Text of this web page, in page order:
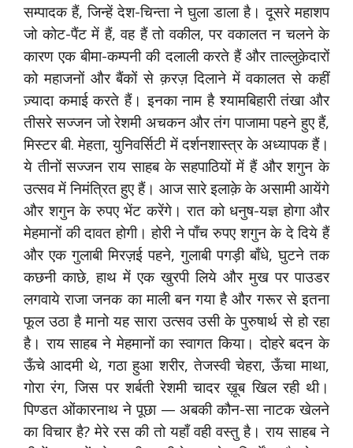
सम्पादक हैं, जिन्हें देश-चिन्ता ने घुला डाला है। दूसरे महाशप
जो कोट-पैंट में हैं, वह हैं तो वकील, पर वकालत न चलने के
कारण एक बीमा-कम्पनी की दलाली करते हैं और ताल्लुक़ेदारों
को महाजनों और बैंकों से क़रज़ दिलाने में वकालत से कहीं
ज़्यादा कमाई करते हैं। इनका नाम है श्यामबिहारी तंखा और
तीसरे सज्जन जो रेशमी अचकन और तंग पाजामा पहने हुए हैं,
मिस्टर बी. मेहता, युनिवर्सिटी में दर्शनशास्त्र के अध्यापक हैं।
ये तीनों सज्जन राय साहब के सहपाठियों में हैं और शगुन के
उत्सव में निमंत्रित हुए हैं। आज सारे इलाक़े के असामी आयेंगे
और शगुन के रुपए भेंट करेंगे। रात को धनुष-यज्ञ होगा और
मेहमानों की दावत होगी। होरी ने पाँच रुपए शगुन के दे दिये हैं
और एक गुलाबी मिरज़ई पहने, गुलाबी पगड़ी बाँधे, घुटने तक
कछनी काछे, हाथ में एक खुरपी लिये और मुख पर पाउडर
लगवाये राजा जनक का माली बन गया है और गरूर से इतना
फूल उठा है मानो यह सारा उत्सव उसी के पुरुषार्थ से हो रहा
है। राय साहब ने मेहमानों का स्वागत किया। दोहरे बदन के
ऊँचे आदमी थे, गठा हुआ शरीर, तेजस्वी चेहरा, ऊँचा माथा,
गोरा रंग, जिस पर शर्बती रेशमी चादर ख़ूब खिल रही थी।
पिण्डत ओंकारनाथ ने पूछा — अबकी कौन-सा नाटक खेलने
का विचार है? मेरे रस की तो यहाँ वही वस्तु है। राय साहब ने